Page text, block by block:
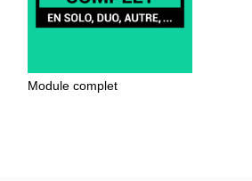
Module complet